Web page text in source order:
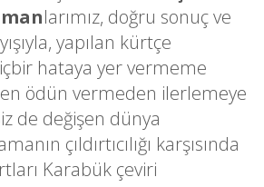
larımız, doğru sonuç ve
yapılan kürtçe
hataya yer vermeme
ödün vermeden ilerlemeye
de değişen dünya
çıldırtıcılığı karşısında
Karabük çeviri